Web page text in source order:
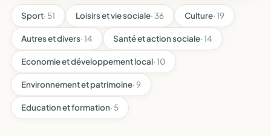
Sport· 51 Loisirs et vie sociale· 36 Culture· 19
Autres et divers· 14 Santé et action sociale· 14
Economie et développement local· 10
Environnement et patrimoine· 9
Education et formation· 5